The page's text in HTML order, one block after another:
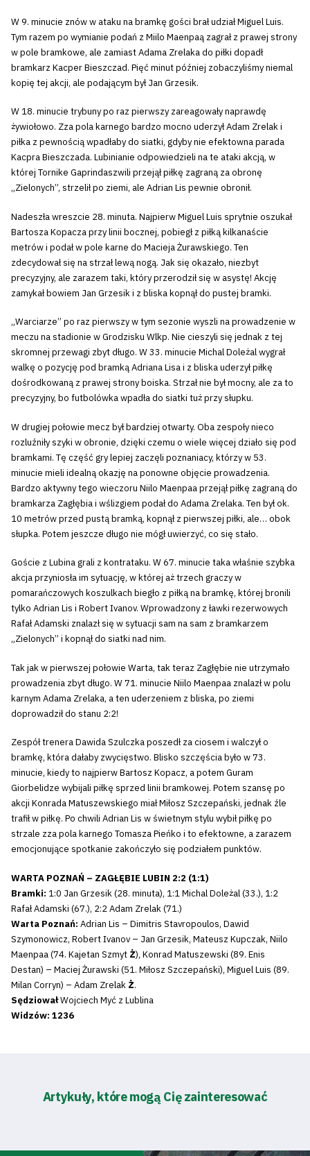
W 9. minucie znów w ataku na bramkę gości brał udział Miguel Luis.
Tym razem po wymianie podań z Miilo Maenpaą zagrał z prawej strony
w pole bramkowe, ale zamiast Adama Zrelaka do piłki dopadł
bramkarz Kacper Bieszczad. Pięć minut później zobaczyliśmy niemal
kopię tej akcji, ale podającym był Jan Grzesik.
W 18. minucie trybuny po raz pierwszy zareagowały naprawdę
żywiołowo. Zza pola karnego bardzo mocno uderzył Adam Zrelak i
piłka z pewnością wpadłaby do siatki, gdyby nie efektowna parada
Kacpra Bieszczada. Lubinianie odpowiedzieli na te ataki akcją, w
której Tornike Gaprindaszwili przejął piłkę zagraną za obronę
„Zielonych”, strzelił po ziemi, ale Adrian Lis pewnie obronił.
Nadeszła wreszcie 28. minuta. Najpierw Miguel Luis sprytnie oszukał
Bartosza Kopacza przy linii bocznej, pobiegł z piłką kilkanaście
metrów i podał w pole karne do Macieja Żurawskiego. Ten
zdecydował się na strzał lewą nogą. Jak się okazało, niezbyt
precyzyjny, ale zarazem taki, który przerodził się w asystę! Akcję
zamykał bowiem Jan Grzesik i z bliska kopnął do pustej bramki.
„Warciarze” po raz pierwszy w tym sezonie wyszli na prowadzenie w
meczu na stadionie w Grodzisku Wlkp. Nie cieszyli się jednak z tej
skromnej przewagi zbyt długo. W 33. minucie Michal Doleżal wygrał
walkę o pozycję pod bramką Adriana Lisa i z bliska uderzył piłkę
dośrodkowaną z prawej strony boiska. Strzał nie był mocny, ale za to
precyzyjny, bo futbolówka wpadła do siatki tuż przy słupku.
W drugiej połowie mecz był bardziej otwarty. Oba zespoły nieco
rozluźniły szyki w obronie, dzięki czemu o wiele więcej działo się pod
bramkami. Tę część gry lepiej zaczęli poznaniacy, którzy w 53.
minucie mieli idealną okazję na ponowne objęcie prowadzenia.
Bardzo aktywny tego wieczoru Niilo Maenpaa przejął piłkę zagraną do
bramkarza Zagłębia i wślizgiem podał do Adama Zrelaka. Ten był ok.
10 metrów przed pustą bramką, kopnął z pierwszej piłki, ale… obok
słupka. Potem jeszcze długo nie mógł uwierzyć, co się stało.
Goście z Lubina grali z kontrataku. W 67. minucie taka właśnie szybka
akcja przyniosła im sytuację, w której aż trzech graczy w
pomarańczowych koszulkach biegło z piłką na bramkę, której bronili
tylko Adrian Lis i Robert Ivanov. Wprowadzony z ławki rezerwowych
Rafał Adamski znalazł się w sytuacji sam na sam z bramkarzem
„Zielonych” i kopnął do siatki nad nim.
Tak jak w pierwszej połowie Warta, tak teraz Zagłębie nie utrzymało
prowadzenia zbyt długo. W 71. minucie Niilo Maenpaa znalazł w polu
karnym Adama Zrelaka, a ten uderzeniem z bliska, po ziemi
doprowadził do stanu 2:2!
Zespół trenera Dawida Szulczka poszedł za ciosem i walczył o
bramkę, która dałaby zwycięstwo. Blisko szczęścia było w 73.
minucie, kiedy to najpierw Bartosz Kopacz, a potem Guram
Giorbelidze wybijali piłkę sprzed linii bramkowej. Potem szansę po
akcji Konrada Matuszewskiego miał Miłosz Szczepański, jednak źle
trafił w piłkę. Po chwili Adrian Lis w świetnym stylu wybił piłkę po
strzale zza pola karnego Tomasza Pieńko i to efektowne, a zarazem
emocjonujące spotkanie zakończyło się podziałem punktów.
WARTA POZNAŃ – ZAGŁĘBIE LUBIN 2:2 (1:1)
Bramki: 1:0 Jan Grzesik (28. minuta), 1:1 Michal Doleżal (33.), 1:2
Rafał Adamski (67.), 2:2 Adam Zrelak (71.)
Warta Poznań: Adrian Lis – Dimitris Stavropoulos, Dawid
Szymonowicz, Robert Ivanov – Jan Grzesik, Mateusz Kupczak, Niilo
Maenpaa (74. Kajetan Szmyt Ż), Konrad Matuszewski (89. Enis
Destan) – Maciej Żurawski (51. Miłosz Szczepański), Miguel Luis (89.
Milan Corryn) – Adam Zrelak Ż.
SędziowałWojciech Myć z Lublina
Widzów: 1236
Artykuły, które mogą Cię zainteresować